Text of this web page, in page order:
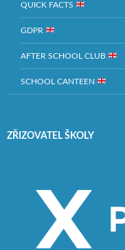
QUICK FACTS
GDPR
AFTER SCHOOL CLUB
SCHOOL CANTEEN
ZŘIZOVATEL ŠKOLY